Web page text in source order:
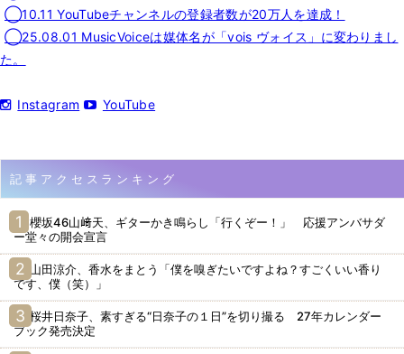
◯10.11 YouTubeチャンネルの登録者数が20万人を達成！
◯25.08.01 MusicVoiceは媒体名が「vois ヴォイス」に変わりまし
た。
Instagram YouTube
記事アクセスランキング
櫻坂46山﨑天、ギターかき鳴らし「行くぞー！」 応援アンバサダ
ー堂々の開会宣言
山田涼介、香水をまとう「僕を嗅ぎたいですよね？すごくいい香り
です、僕（笑）」
桜井日奈子、素すぎる“日奈子の１日”を切り撮る 27年カレンダー
ブック発売決定